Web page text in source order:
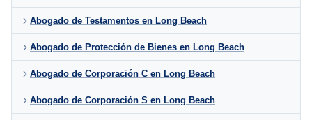
Abogado de Testamentos en Long Beach
Abogado de Protección de Bienes en Long Beach
Abogado de Corporación C en Long Beach
Abogado de Corporación S en Long Beach